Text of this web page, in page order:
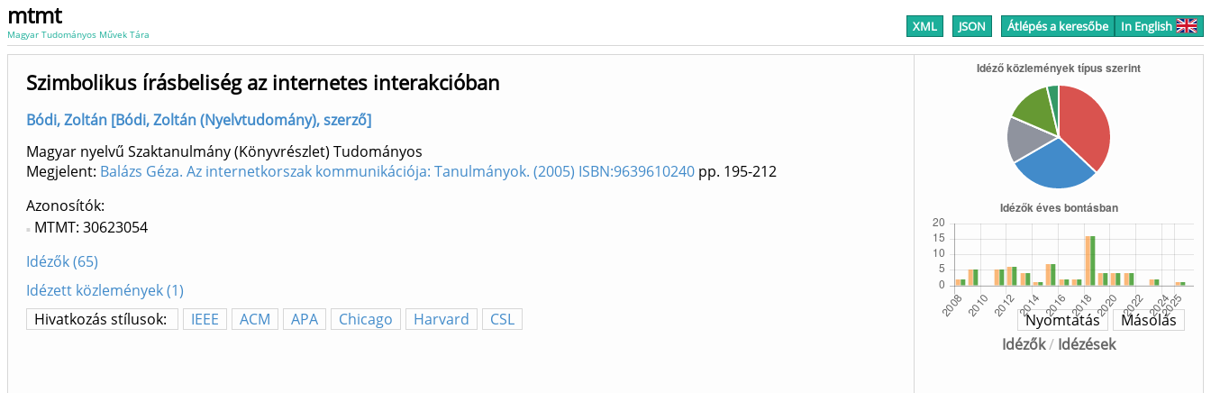
mtmt
Magyar Tudományos Művek Tára XML JSON Átlépés a keresőbe In English
Idézők/ Idézések
Szimbolikus írásbeliség az internetes interakcióban
Bódi, Zoltán [Bódi, Zoltán (Nyelvtudomány), szerző]
Magyar nyelvű Szaktanulmány (Könyvrészlet) Tudományos
Megjelent: Balázs Géza. Az internetkorszak kommunikációja: Tanulmányok. (2005) ISBN:9639610240 pp. 195-212
Azonosítók
MTMT: 30623054
Idézők (65)
Idézett közlemények (1)
Hivatkozás stílusok:
IEEE ACM APA Chicago Harvard CSL Másolás
Nyomtatás